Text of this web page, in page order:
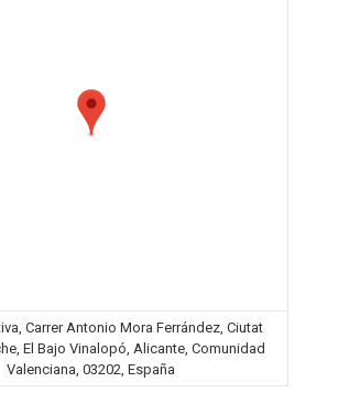
Carrer Antonio Mora Ferrández, Ciutat
El Bajo Vinalopó, Alicante, Comunidad
Valenciana, 03202, España